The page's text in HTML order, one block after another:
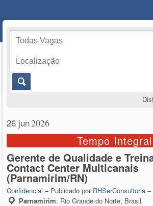
26 jun2026
Tempo Integral
Gerente de Qualidade e
Contact Center Multicanais
(Parnamirim/RN)
Confidencial – Publicado por RHSerConsultoria –
Parnamirim, Rio Grande do Norte, Brasil